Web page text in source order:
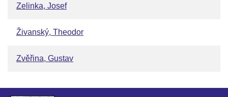
Zelinka, Josef
Živanský, Theodor
Zvěřina, Gustav